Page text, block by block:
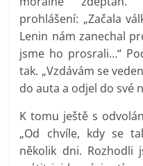
prohlášení: „Začala
Lenin nám zanechal
jsme ho prosrali…“
tak. „Vzdávám se
do auta a odjel do své
K tomu ještě s
„Od chvíle, kdy se
několik dni. Rozhodli